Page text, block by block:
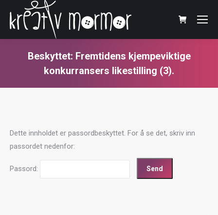
Beskyttet: Fremtidens kjempeviktige
konkurransers likestilling (3).
Dette innholdet er passordbeskyttet. For å se det, skriv inn
passordet nedenfor:
Passord: